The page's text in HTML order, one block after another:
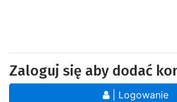
Zaloguj się aby dodać
| Logowanie